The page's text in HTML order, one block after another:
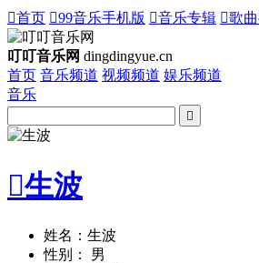
首页 99音乐手机版 音乐专辑 歌
叮叮音乐网 dingdingyue.cn
首页 音乐频道 视频频道 娱乐频道
音乐

生波
姓名：生波
性别： 男